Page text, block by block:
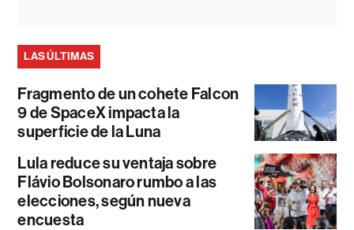
LAS ÚLTIMAS
Fragmento de un cohete Falcon
9 de SpaceX impacta la
superficie de la Luna
Lula reduce su ventaja sobre
Flávio Bolsonaro rumbo a las
elecciones, según nueva
encuesta